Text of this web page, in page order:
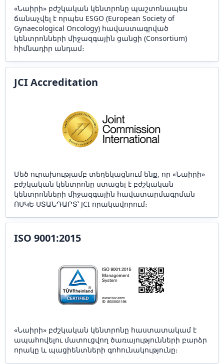
«Նաիրի» բժշկական կենտրոնը պաշտոնապես
ճանաչվել է որպես ESGO (European Society of
Gynaecological Oncology) հավաստագրված
կենտրոնների միջազգային ցանցի (Consortium)
հիմնադիր անդամ։
JCI Accreditation
Մեծ ուրախությամբ տեղեկացնում ենք, որ «Նաիրի»
բժշկական կենտրոնը ստացել է բժշկական
կենտրոնների միջազգային հավատարմագրման
ՈՍԿԵ ՍՏԱՆԴԱՐՏ՝ JCI որակավորում։
ISO 9001:2015
«Նաիրի» բժշկական կենտրոնը հաստատակամ է
ապահովելու մատուցվող ծառայությունների բարձր
որակը և պացիենտների գոհունակությունը։